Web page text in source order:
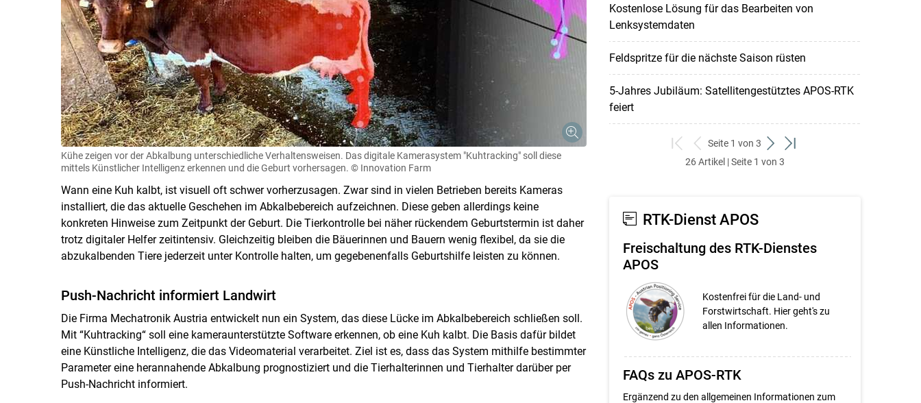
Skip to main content
Kühe zeigen vor der Abkalbung unterschiedliche Verhaltensweisen. Das digitale Kamerasystem "Kuhtracking" soll diese
mittels Künstlicher Intelligenz erkennen und die Geburt vorhersagen. © Innovation Farm
Wann eine Kuh kalbt, ist visuell oft schwer vorherzusagen. Zwar sind in vielen Betrieben bereits Kameras
installiert, die das aktuelle Geschehen im Abkalbebereich aufzeichnen. Diese geben allerdings keine
konkreten Hinweise zum Zeitpunkt der Geburt. Die Tierkontrolle bei näher rückendem Geburtstermin ist daher
trotz digitaler Helfer zeitintensiv. Gleichzeitig bleiben die Bäuerinnen und Bauern wenig flexibel, da sie die
abzukalbenden Tiere jederzeit unter Kontrolle halten, um gegebenenfalls Geburtshilfe leisten zu können.
Push-Nachricht informiert Landwirt
Die Firma Mechatronik Austria entwickelt nun ein System, das diese Lücke im Abkalbebereich schließen soll.
Mit “Kuhtracking“ soll eine kameraunterstützte Software erkennen, ob eine Kuh kalbt. Die Basis dafür bildet
eine Künstliche Intelligenz, die das Videomaterial verarbeitet. Ziel ist es, dass das System mithilfe bestimmter
Parameter eine herannahende Abkalbung prognostiziert und die Tierhalterinnen und Tierhalter darüber per
Push-Nachricht informiert.
Kostenlose Lösung für das Bearbeiten von
Lenksystemdaten
Feldspritze für die nächste Saison rüsten
5-Jahres Jubiläum: Satellitengestütztes APOS-RTK
feiert
zum
ersten
zurück
zum
Seite 1 von 3
weiter
zum
zum
26 Artikel | Seite 1 von 3
RTK-Dienst APOS
Freischaltung des RTK-Dienstes
APOS
Kostenfrei für die Land- und
Forstwirtschaft. Hier geht's zu
allen Informationen.
FAQs zu APOS-RTK
Ergänzend zu den allgemeinen Informationen zum